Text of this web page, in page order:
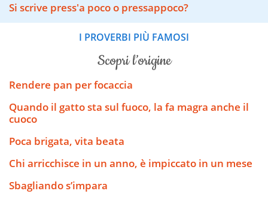
Si scrive press'a poco o pressappoco?
I PROVERBI PIÙ FAMOSI
scopri l’origine
Rendere pan per focaccia
Quando il gatto sta sul fuoco, la fa magra anche il
cuoco
Poca brigata, vita beata
Chi arricchisce in un anno, è impiccato in un mese
Sbagliando s’impara